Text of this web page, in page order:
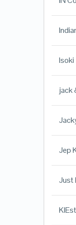
Isoki
jack
Jep
Just